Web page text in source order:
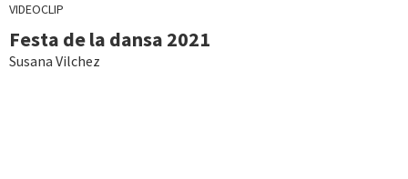
VIDEOCLIP
Festa de la dansa 2021
Susana Vilchez